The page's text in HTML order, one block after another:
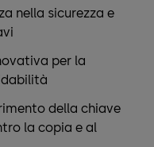
nella sicurezza e
per la
della chiave
la copia e al